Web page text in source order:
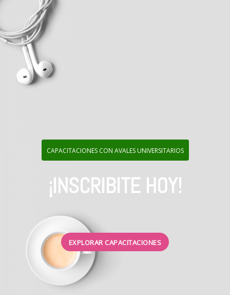
CAPACITACIONES CON AVALES UNIVERSITARIOS
¡INSCRIBITE HOY!
EXPLORAR CAPACITACIONES